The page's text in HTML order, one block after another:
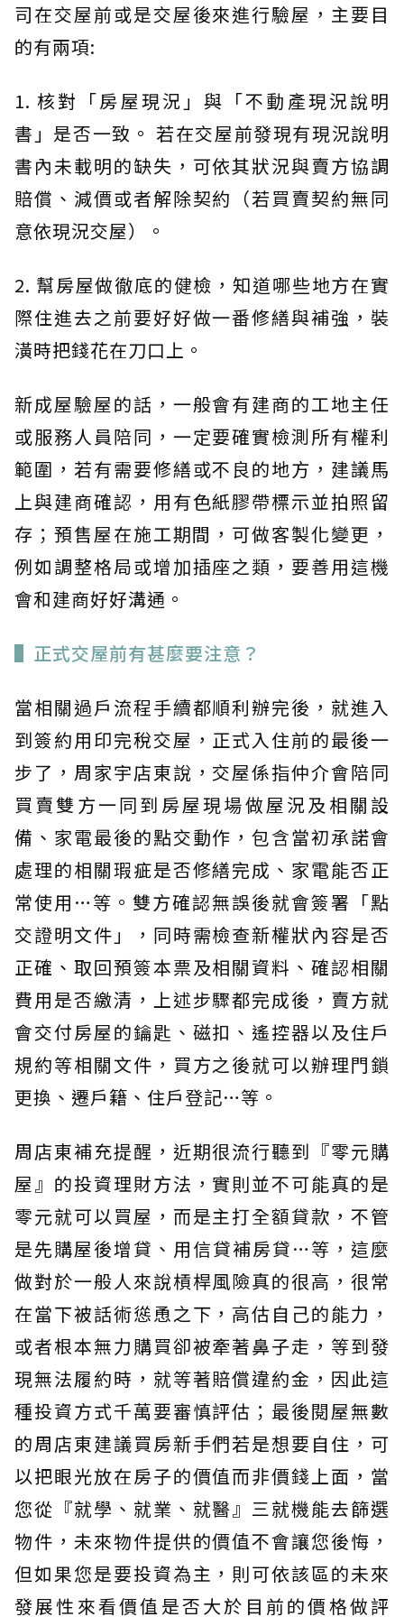
司在交屋前或是交屋後來進行驗屋，主要目
的有兩項:
1. 核對「房屋現況」與「不動產現況說明
書」是否一致。 若在交屋前發現有現況說明
書內未載明的缺失，可依其狀況與賣方協調
賠償、減價或者解除契約（若買賣契約無同
意依現況交屋）。
2. 幫房屋做徹底的健檢，知道哪些地方在實
際住進去之前要好好做一番修繕與補強，裝
潢時把錢花在刀口上。
新成屋驗屋的話，一般會有建商的工地主任
或服務人員陪同，一定要確實檢測所有權利
範圍，若有需要修繕或不良的地方，建議馬
上與建商確認，用有色紙膠帶標示並拍照留
存；預售屋在施工期間，可做客製化變更，
例如調整格局或增加插座之類，要善用這機
會和建商好好溝通。
▌正式交屋前有甚麼要注意？
當相關過戶流程手續都順利辦完後，就進入
到簽約用印完稅交屋，正式入住前的最後一
步了，周家宇店東說，交屋係指仲介會陪同
買賣雙方一同到房屋現場做屋況及相關設
備、家電最後的點交動作，包含當初承諾會
處理的相關瑕疵是否修繕完成、家電能否正
常使用…等。雙方確認無誤後就會簽署「點
交證明文件」，同時需檢查新權狀內容是否
正確、取回預簽本票及相關資料、確認相關
費用是否繳清，上述步驟都完成後，賣方就
會交付房屋的鑰匙、磁扣、遙控器以及住戶
規約等相關文件，買方之後就可以辦理門鎖
更換、遷戶籍、住戶登記…等。
周店東補充提醒，近期很流行聽到『零元購
屋』的投資理財方法，實則並不可能真的是
零元就可以買屋，而是主打全額貸款，不管
是先購屋後增貸、用信貸補房貸…等，這麼
做對於一般人來說槓桿風險真的很高，很常
在當下被話術慫恿之下，高估自己的能力，
或者根本無力購買卻被牽著鼻子走，等到發
現無法履約時，就等著賠償違約金，因此這
種投資方式千萬要審慎評估；最後閱屋無數
的周店東建議買房新手們若是想要自住，可
以把眼光放在房子的價值而非價錢上面，當
您從『就學、就業、就醫』三就機能去篩選
物件，未來物件提供的價值不會讓您後悔，
但如果您是要投資為主，則可依該區的未來
發展性來看價值是否大於目前的價格做評